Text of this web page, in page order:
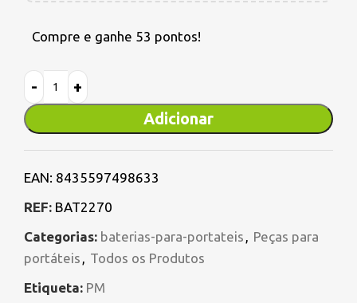
Compre e ganhe 53 pontos!
Adicionar
EAN: 8435597498633
REF: BAT2270
Categorias: baterias-para-portateis
Peças para
portáteis
Todos os Produtos
Etiqueta: PM